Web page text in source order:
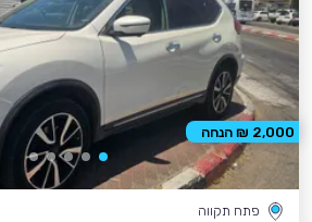
פתח תקווה
2,000 ₪ הנחה